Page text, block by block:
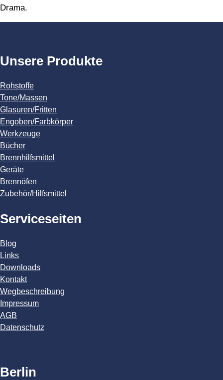
Drama.
Unsere Produkte
Rohstoffe
Tone/Massen
Glasuren/Fritten
Engoben/Farbkörper
Werkzeuge
Bücher
Brennhilfsmittel
Geräte
Brennöfen
Zubehör/Hilfsmittel
Serviceseiten
Blog
Links
Downloads
Kontakt
Wegbeschreibung
Impressum
AGB
Datenschutz
Berlin